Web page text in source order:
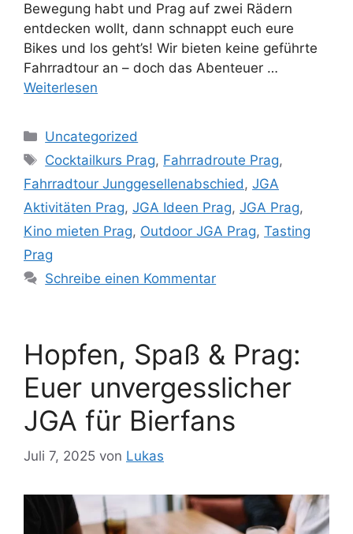
Bewegung habt und Prag auf zwei Rädern
entdecken wollt, dann schnappt euch eure
Bikes und los geht’s! Wir bieten keine geführte
Fahrradtour an – doch das Abenteuer …
Weiterlesen
Kategorien
Uncategorized
Schlagwörter
Cocktailkurs Prag, Fahrradroute Prag,
Fahrradtour Junggesellenabschied, JGA
Aktivitäten Prag, JGA Ideen Prag, JGA Prag,
Kino mieten Prag, Outdoor JGA Prag, Tasting
Prag
Schreibe einen Kommentar
Hopfen, Spaß & Prag:
Euer unvergesslicher
JGA für Bierfans
Juli 7, 2025 von Lukas